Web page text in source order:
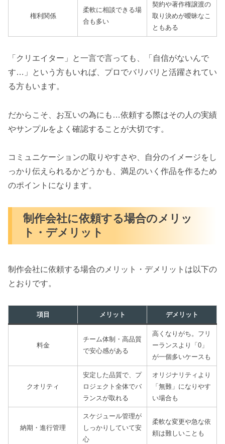
権利関係
柔軟に相談できる場
合も多い
契約や著作権譲渡の
取り決めが曖昧なこ
ともある
「クリエイター」と一言で言っても、「自信がないんで
す…」という方もいれば、プロでバリバリと活躍されてい
る方もいます。
だからこそ、お互いの為にも…依頼する際はその人の実績
やサンプルをよく確認することが大切です。
コミュニケーションの取りやすさや、自分のイメージをし
っかり伝えられるかどうかも、満足のいく作品を作るため
のポイントになります。
制作会社に依頼する場合のメリッ
ト・デメリット
制作会社に依頼する場合のメリット・デメリットは以下の
とおりです。
項目 メリット デメリット
料金
チーム体制・高品質
で安心感がある
高くなりがち。フリ
ーランスより「0」
が一個多いケースも
クオリティ
安定した品質で、プ
ロジェクト全体でバ
ランスが取れる
オリジナリティより
「無難」になりやす
い場合も
納期・進行管理
スケジュール管理が
しっかりしていて安
心
柔軟な変更や急な依
頼は難しいことも